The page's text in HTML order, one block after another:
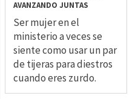
AVANZANDO JUNTAS
Ser mujer en el
ministerio a veces se
siente como usar un par
de tijeras para diestros
cuando eres zurdo.